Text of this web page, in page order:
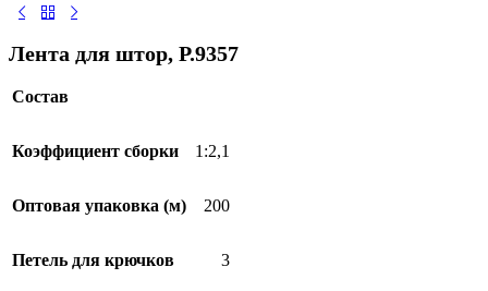
Лента для штор, Р.9357
Состав
Коэффициент сборки 1:2,1
Оптовая упаковка (м) 200
Петель для крючков 3